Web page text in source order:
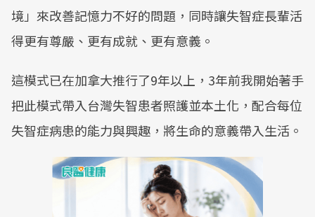
境」來改善記憶力不好的問題，同時讓失智症長輩活
得更有尊嚴、更有成就、更有意義。
這模式已在加拿大推行了9年以上，3年前我開始著手
把此模式帶入台灣失智患者照護並本土化，配合每位
失智症病患的能力與興趣，將生命的意義帶入生活。